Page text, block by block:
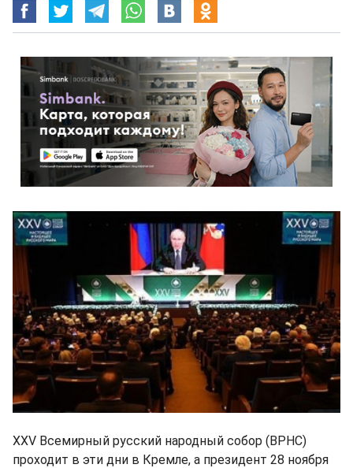
XXV Всемирный русский народный собор (ВРНС)
проходит в эти дни в Кремле, а президент 28 ноября